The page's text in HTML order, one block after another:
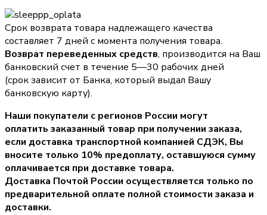
Срок возврата товара надлежащего качества
составляет 7 дней с момента получения товара.
Возврат переведенных средств, производится на Ваш
банковский счет в течение 5—30 рабочих дней
(срок зависит от Банка, который выдал Вашу
банковскую карту).
Наши покупатели с регионов России могут
оплатить заказанный товар при получении заказа,
если доставка транспортной компанией СДЭК, Вы
вносите только 10% предоплату, оставшуюся сумму
оплачивается при доставке товара.
Доставка Почтой России осуществляется только по
предварительной оплате полной стоимости заказа и
доставки.